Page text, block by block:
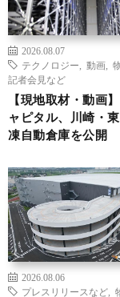
2026.08.07
テクノロジー
動画
記者会見など
【現地取材・動画
ャピタル、川崎・
凍自動倉庫を公開
2026.08.06
プレスリリースなど